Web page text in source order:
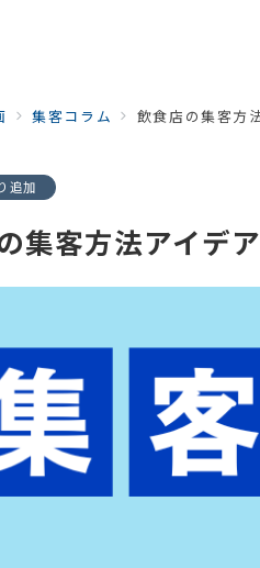
集客コラム 飲食店の集客方
追加
集客方法アイデ